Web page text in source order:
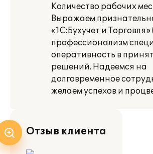
Количество рабочих
Выражаем
«1С:Бухучет и Торговля»
профессионализм
оперативность в
решений. Надеемся на
долговременное
желаем успехов и
Отзыв клиента